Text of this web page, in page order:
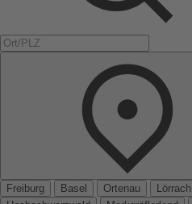
Freiburg
Basel Ortenau Lörrach